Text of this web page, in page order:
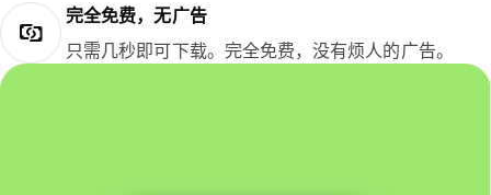
完全免费，无广告
只需几秒即可下载。完全免费，没有烦人的广告。